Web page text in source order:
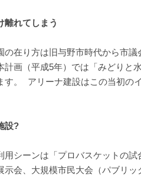
離れてしまう
の在り方は旧与野市時代から市
計画（平成5年）では「みどりと
す。 アリーナ建設はこの当初の
設?
用シーンは「プロバスケットの
会、大規模市民大会（パブリ